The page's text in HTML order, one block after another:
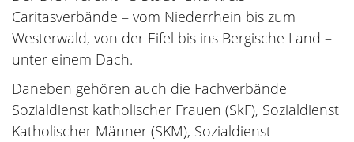
Caritasverbände – vom Niederrhein bis zum
Westerwald, von der Eifel bis ins Bergische Land –
unter einem Dach.
Daneben gehören auch die Fachverbände
Sozialdienst katholischer Frauen (SkF), Sozialdienst
Katholischer Männer (SKM), Sozialdienst